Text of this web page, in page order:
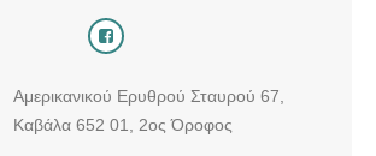
Αμερικανικού Ερυθρού Σταυρού 67,
Καβάλα 652 01, 2ος Όροφος